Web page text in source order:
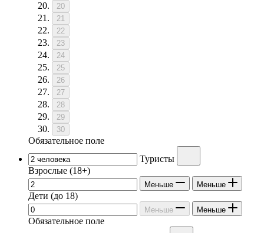
20
21
22
23
24
25
26
27
28
29
30
Обязательное поле
Туристы
Взрослые (18+)
Меньше Меньше
Дети (до 18)
Меньше Меньше
Обязательное поле